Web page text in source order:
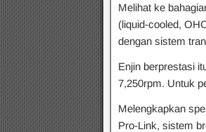
Melihat ke
(liquid-cooled,
dengan sistem
Enjin berprestasi
7,250rpm. Untuk
Melengkapkan
Pro-Link, sistem